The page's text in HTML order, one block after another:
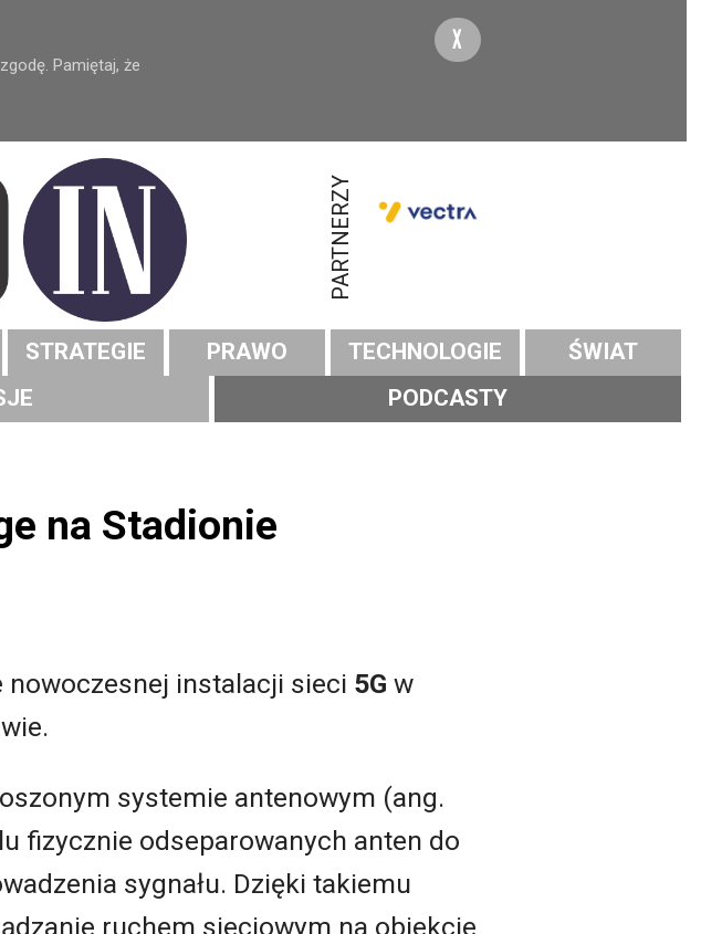
Pamiętaj, że
X
PARTNERZY
STRATEGIE PRAWO TECHNOLOGIE
ŚWIAT
PODCASTY
na Stadionie
nowoczesnej instalacji sieci 5G w
systemie antenowym (ang.
fizycznie odseparowanych anten do
sygnału. Dzięki takiemu
ruchem sieciowym na obiekcie